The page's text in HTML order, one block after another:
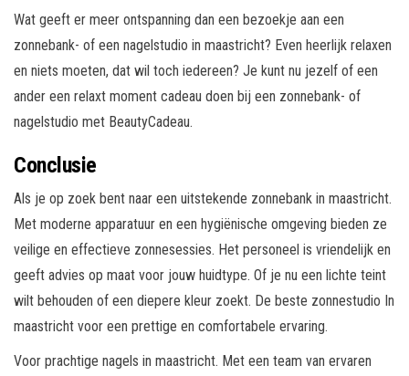
Wat geeft er meer ontspanning dan een bezoekje aan een
zonnebank- of een nagelstudio in maastricht? Even heerlijk relaxen
en niets moeten, dat wil toch iedereen? Je kunt nu jezelf of een
ander een relaxt moment cadeau doen bij een zonnebank- of
nagelstudio met BeautyCadeau.
Conclusie
Als je op zoek bent naar een uitstekende zonnebank in maastricht.
Met moderne apparatuur en een hygiënische omgeving bieden ze
veilige en effectieve zonnesessies. Het personeel is vriendelijk en
geeft advies op maat voor jouw huidtype. Of je nu een lichte teint
wilt behouden of een diepere kleur zoekt. De beste zonnestudio In
maastricht voor een prettige en comfortabele ervaring.
Voor prachtige nagels in maastricht. Met een team van ervaren